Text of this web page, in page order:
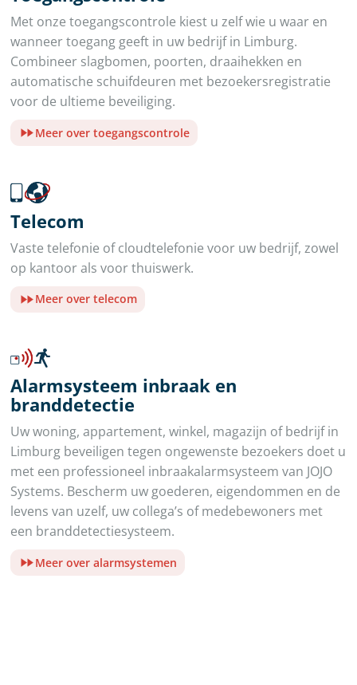
Met onze toegangscontrole kiest u zelf wie u waar en
wanneer toegang geeft in uw bedrijf in Limburg.
Combineer slagbomen, poorten, draaihekken en
automatische schuifdeuren met bezoekersregistratie
voor de ultieme beveiliging.
Meer over toegangscontrole
Telecom
Vaste telefonie of cloudtelefonie voor uw bedrijf, zowel
op kantoor als voor thuiswerk.
Meer over telecom
Alarmsysteem inbraak en
branddetectie
Uw woning, appartement, winkel, magazijn of bedrijf in
Limburg beveiligen tegen ongewenste bezoekers doet u
met een professioneel inbraakalarmsysteem van JOJO
Systems. Bescherm uw goederen, eigendommen en de
levens van uzelf, uw collega’s of medebewoners met
een branddetectiesysteem.
Meer over alarmsystemen